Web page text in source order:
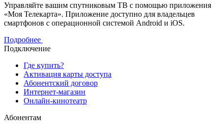
Управляйте вашим спутниковым ТВ с помощью приложения
«Моя Телекарта». Приложение доступно для владельцев
смартфонов с операционной системой Android и iOS.
Подробнее
Подключение
Где купить?
Активация карты доступа
Абонентский договор
Интернет-магазин
Онлайн-кинотеатр
Абонентам